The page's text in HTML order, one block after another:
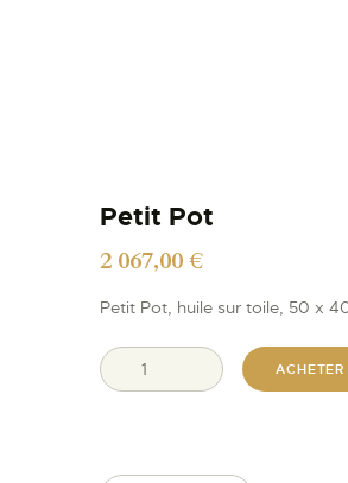
Petit Pot
2 067,00€
Petit Pot, huile sur toile, 50 x
ACHETER